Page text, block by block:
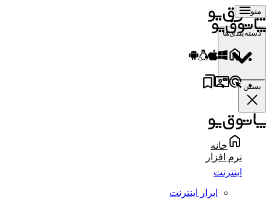
منو
دسته‌بندی‌ها
بستن
خانه
نرم افزار
اینترنت
ابزار اینترنت